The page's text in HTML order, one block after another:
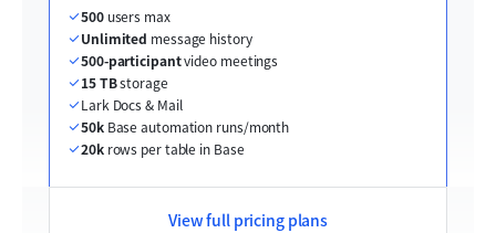
500 users max
Unlimited message history
500-participant video meetings
15 TB storage
Lark Docs & Mail
50k Base automation runs/month
20k rows per table in Base
View full pricing plans